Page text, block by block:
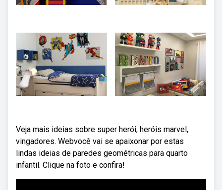
Veja mais ideias sobre super herói, heróis marvel,
vingadores. Webvocê vai se apaixonar por estas
lindas ideias de paredes geométricas para quarto
infantil. Clique na foto e confira!